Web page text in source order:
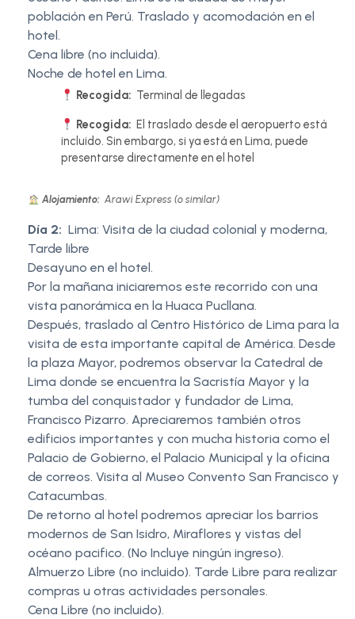
población en Perú. Traslado y acomodación en el
hotel.
Cena libre (no incluida).
Noche de hotel en Lima.
Recogida: Terminal de llegadas
Recogida: El traslado desde el aeropuerto está
incluido. Sin embargo, si ya está en Lima, puede
presentarse directamente en el hotel
Alojamiento: Arawi Express (o similar)
Día 2: Lima: Visita de la ciudad colonial y moderna,
Tarde libre
Desayuno en el hotel.
Por la mañana iniciaremos este recorrido con una
vista panorámica en la Huaca Pucllana.
Después, traslado al Centro Histórico de Lima para la
visita de esta importante capital de América. Desde
la plaza Mayor, podremos observar la Catedral de
Lima donde se encuentra la Sacristía Mayor y la
tumba del conquistador y fundador de Lima,
Francisco Pizarro. Apreciaremos también otros
edificios importantes y con mucha historia como el
Palacio de Gobierno, el Palacio Municipal y la oficina
de correos. Visita al Museo Convento San Francisco y
Catacumbas.
De retorno al hotel podremos apreciar los barrios
modernos de San Isidro, Miraflores y vistas del
océano pacifico. (No Incluye ningún ingreso).
Almuerzo Libre (no incluido). Tarde Libre para realizar
compras u otras actividades personales.
Cena Libre (no incluido).